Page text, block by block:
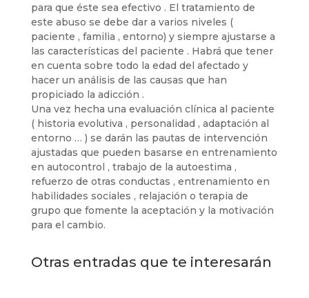
para que éste sea efectivo . El tratamiento de
este abuso se debe dar a varios niveles (
paciente , familia , entorno) y siempre ajustarse a
las características del paciente . Habrá que tener
en cuenta sobre todo la edad del afectado y
hacer un análisis de las causas que han
propiciado la adicción .
Una vez hecha una evaluación clínica al paciente
( historia evolutiva , personalidad , adaptación al
entorno … ) se darán las pautas de intervención
ajustadas que pueden basarse en entrenamiento
en autocontrol , trabajo de la autoestima ,
refuerzo de otras conductas , entrenamiento en
habilidades sociales , relajación o terapia de
grupo que fomente la aceptación y la motivación
para el cambio.
Otras entradas que te interesarán